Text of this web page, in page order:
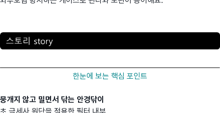
한눈에 보는 핵심 포인트
뭉개지 않고 밀면서 닦는 안경닦이